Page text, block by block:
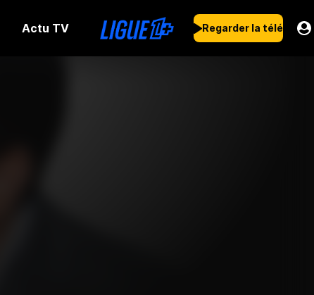
Actu TV Regarder la télé